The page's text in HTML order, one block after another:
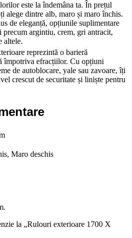
este la îndemâna ta. În prețul
alege dintre alb, maro și maro închis.
de eleganță, opțiunile suplimentare
argintiu, crem, gri antracit,
altele.
reprezintă o barieră
împotriva efracțiilor. Cu opțiuni
de autoblocare, yale sau zavoare, îți
crescut de securitate și liniște pentru
Maro deschis
la „Rulouri exterioare 1700 X